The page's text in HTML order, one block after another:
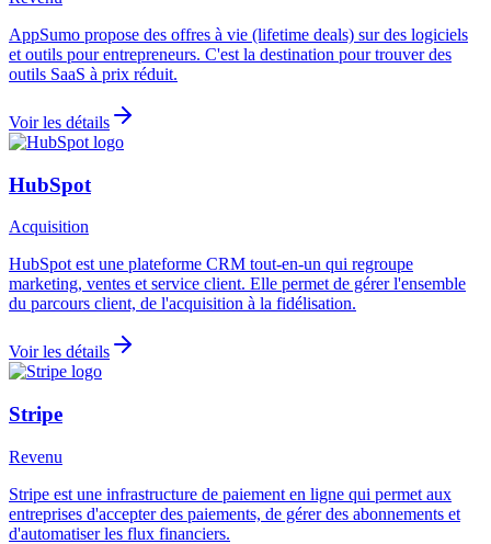
AppSumo propose des offres à vie (lifetime deals) sur des logiciels
et outils pour entrepreneurs. C'est la destination pour trouver des
outils SaaS à prix réduit.
Voir les détails
HubSpot
Acquisition
HubSpot est une plateforme CRM tout-en-un qui regroupe
marketing, ventes et service client. Elle permet de gérer l'ensemble
du parcours client, de l'acquisition à la fidélisation.
Voir les détails
Stripe
Revenu
Stripe est une infrastructure de paiement en ligne qui permet aux
entreprises d'accepter des paiements, de gérer des abonnements et
d'automatiser les flux financiers.